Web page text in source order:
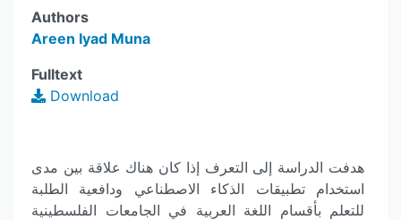
Authors
Areen Iyad Muna
Fulltext
Download
هدفت الدراسة إلى التعرف إذا كان هناك علاقة بين مدى
استخدام تطبيقات الذكاء الاصطناعي ودافعية الطلبة
للتعلم بأقسام اللغة العربية في الجامعات الفلسطينية